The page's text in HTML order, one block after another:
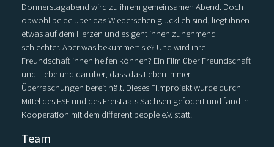
Donnerstagabend wird zu ihrem gemeinsamen Abend. Doch
obwohl beide über das Wiedersehen glücklich sind, liegt ihnen
etwas auf dem Herzen und es geht ihnen zunehmend
schlechter. Aber was bekümmert sie? Und wird ihre
Freundschaft ihnen helfen können? Ein Film über Freundschaft
und Liebe und darüber, dass das Leben immer
Überraschungen bereit hält. Dieses Filmprojekt wurde durch
Mittel des ESF und des Freistaats Sachsen gefödert und fand in
Kooperation mit dem different people e.V. statt.
Team